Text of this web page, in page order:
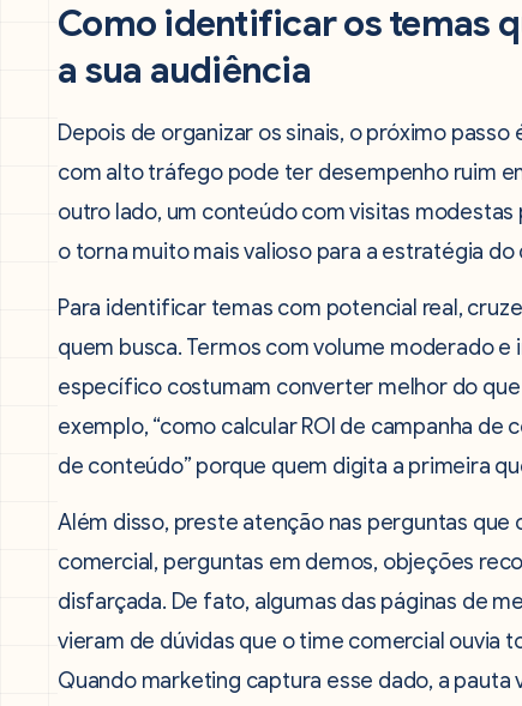
Como identificar os temas
a sua audiência
Depois de organizar os sinais, o próximo
com alto tráfego pode ter desempenho ruim
outro lado, um conteúdo com visitas
o torna muito mais valioso para a estratégia
Para identificar temas com potencial real,
quem busca. Termos com volume moderado
específico costumam converter melhor do
exemplo, “como calcular ROI de campanha
de conteúdo” porque quem digita a primeira
Além disso, preste atenção nas perguntas que
comercial, perguntas em demos, objeções
disfarçada. De fato, algumas das páginas de
vieram de dúvidas que o time comercial ouvia
Quando marketing captura esse dado, a pauta